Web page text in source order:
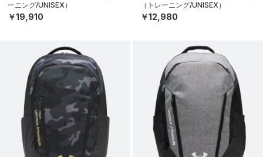
ーニング/UNISEX）
￥19,910
（トレーニング/UNISEX）
￥12,980